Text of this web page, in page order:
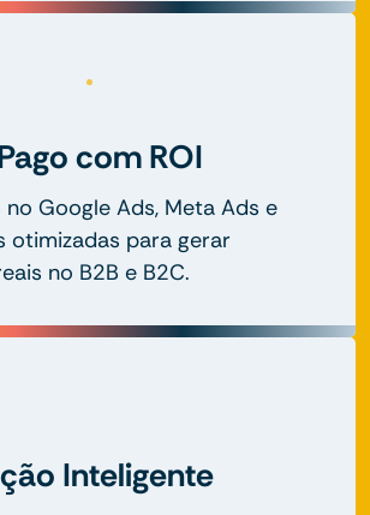
com ROI
Google Ads, Meta Ads e
otimizadas para gerar
no B2B e B2C.
Inteligente